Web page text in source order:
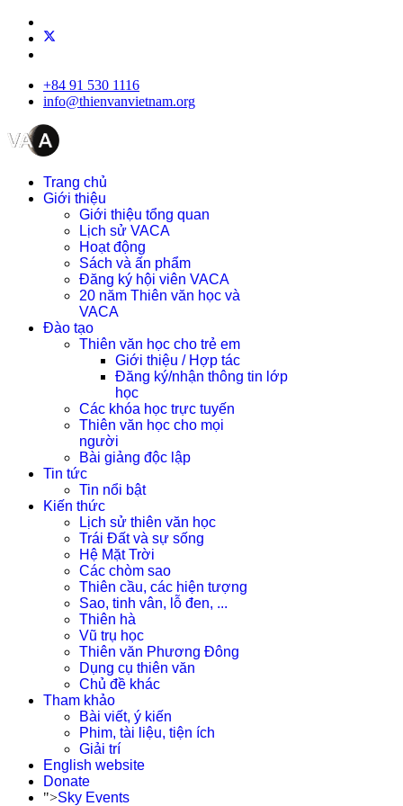
+84 91 530 1116
info@thienvanvietnam.org
Trang chủ
Giới thiệu
Giới thiệu tổng quan
Lịch sử VACA
Hoạt động
Sách và ấn phẩm
Đăng ký hội viên VACA
20 năm Thiên văn học và
VACA
Đào tạo
Thiên văn học cho trẻ em
Giới thiệu / Hợp tác
Đăng ký/nhận thông tin lớp
học
Các khóa học trực tuyến
Thiên văn học cho mọi
người
Bài giảng độc lập
Tin tức
Tin nổi bật
Kiến thức
Lịch sử thiên văn học
Trái Đất và sự sống
Hệ Mặt Trời
Các chòm sao
Thiên cầu, các hiện tượng
Sao, tinh vân, lỗ đen, ...
Thiên hà
Vũ trụ học
Thiên văn Phương Đông
Dụng cụ thiên văn
Chủ đề khác
Tham khảo
Bài viết, ý kiến
Phim, tài liệu, tiện ích
Giải trí
English website
Donate
">Sky Events